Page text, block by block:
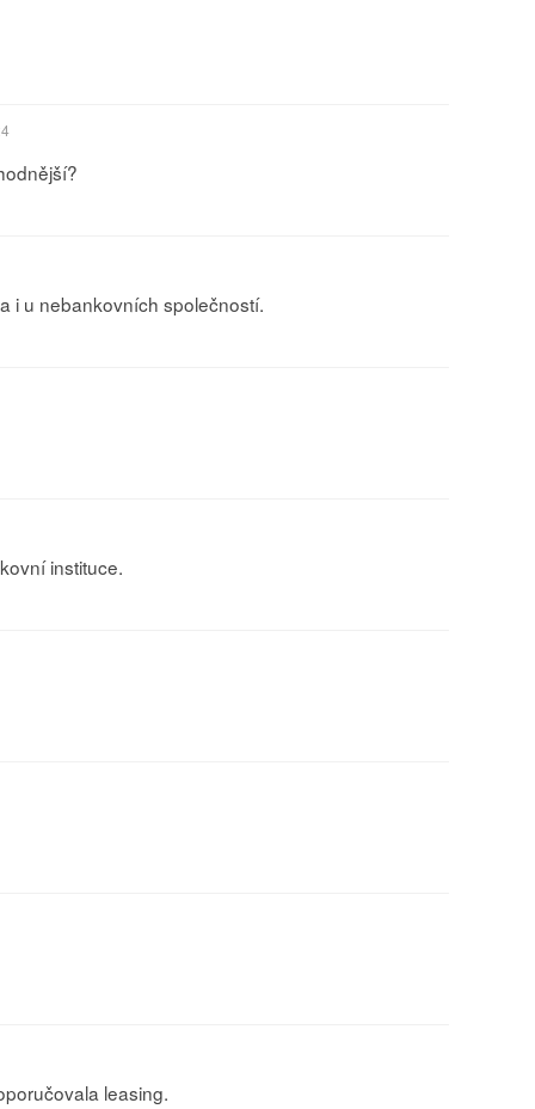
i u nebankovních společností.
instituce.
leasing.